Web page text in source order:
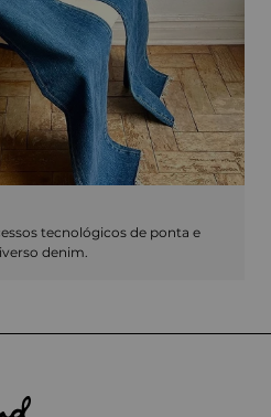
tecnológicos de ponta e
denim.